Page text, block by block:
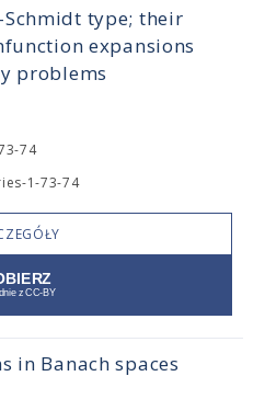
type; their
expansions
problems
74
1-73-74
in Banach spaces